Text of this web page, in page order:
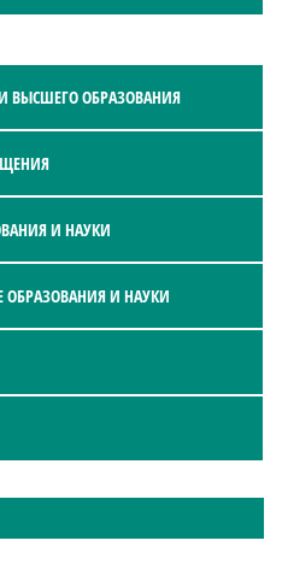
ВЫСШЕГО ОБРАЗОВАНИЯ
И НАУКИ
ОБРАЗОВАНИЯ И НАУКИ